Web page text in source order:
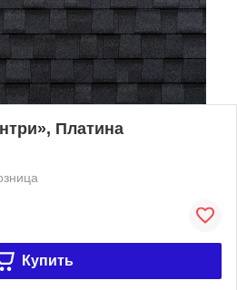
Платина
Купить